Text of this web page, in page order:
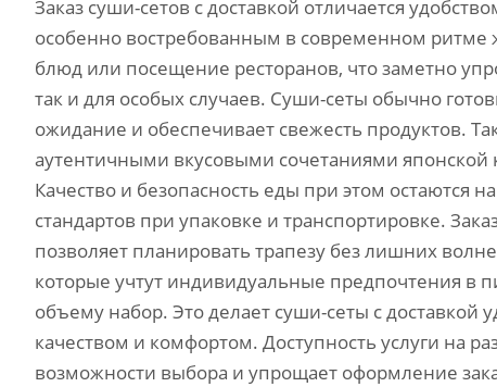
Заказ суши-сетов с доставкой отличается
особенно востребованным в современном ритме
блюд или посещение ресторанов, что заметно
так и для особых случаев. Суши-сеты обычно
ожидание и обеспечивает свежесть продуктов.
аутентичными вкусовыми сочетаниями японской
Качество и безопасность еды при этом остаются
стандартов при упаковке и транспортировке.
позволяет планировать трапезу без лишних
которые учтут индивидуальные предпочтения в
объему набор. Это делает суши-сеты с
качеством и комфортом. Доступность услуги на
возможности выбора и упрощает оформление